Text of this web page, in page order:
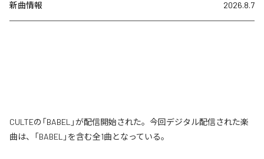
新曲情報 2026.8.7
CULTEの「BABEL」が配信開始された。今回デジタル配信された楽
曲は、「BABEL」を含む全1曲となっている。